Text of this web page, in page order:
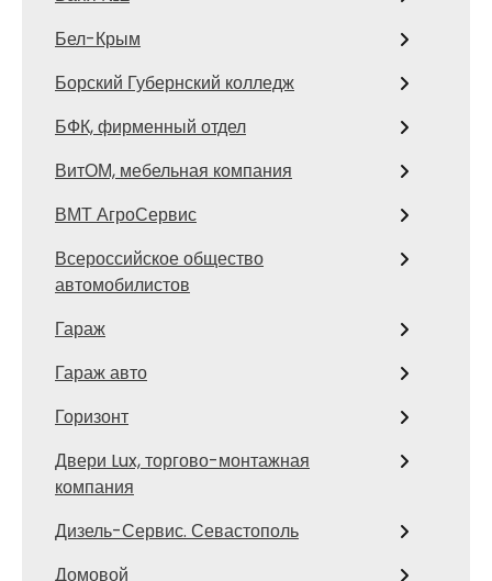
Бел-Крым
Борский Губернский колледж
БФК, фирменный отдел
ВитОМ, мебельная компания
ВМТ АгроСервис
Всероссийское общество
автомобилистов
Гараж
Гараж авто
Горизонт
Двери Lux, торгово-монтажная
компания
Дизель-Сервис. Севастополь
Домовой